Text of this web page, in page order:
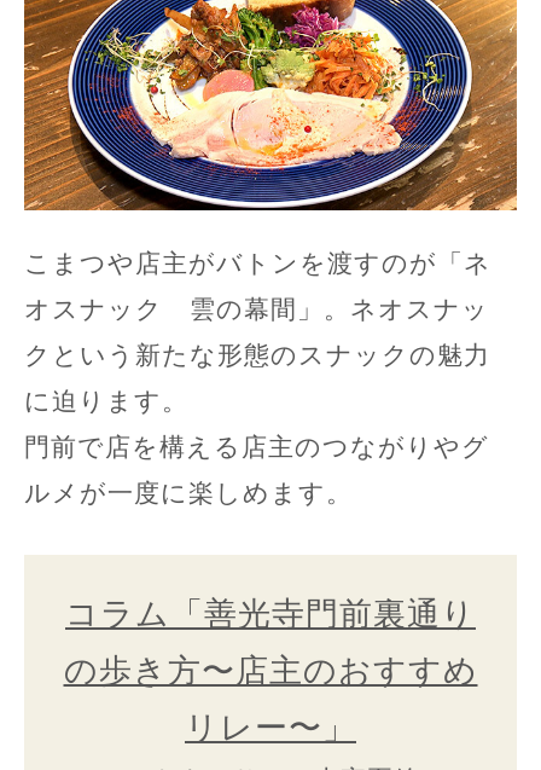
こまつや店主がバトンを渡すのが「ネ
オスナック 雲の幕間」。ネオスナッ
クという新たな形態のスナックの魅力
に迫ります。
門前で店を構える店主のつながりやグ
ルメが一度に楽しめます。
コラム「善光寺門前裏通り
の歩き方〜店主のおすすめ
リレー〜」